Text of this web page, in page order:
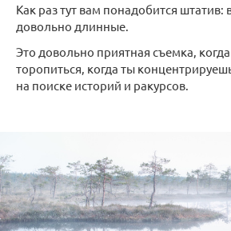
Как раз тут вам понадобится
довольно длинные.
Это довольно приятная съемка,
торопиться, когда ты
на поиске историй и ракурсов.